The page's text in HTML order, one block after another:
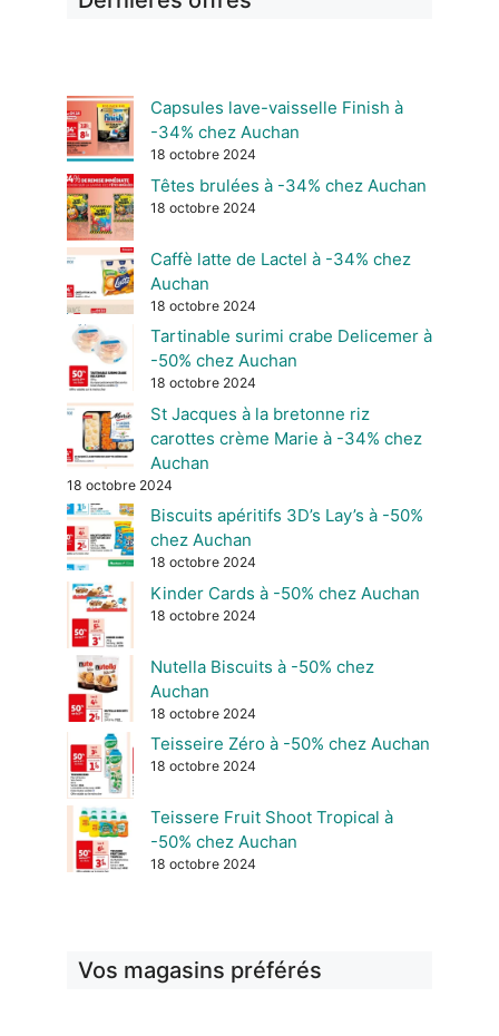
Capsules lave-vaisselle Finish à
-34% chez Auchan
18 octobre 2024
Têtes brulées à -34% chez Auchan
18 octobre 2024
Caffè latte de Lactel à -34% chez
Auchan
18 octobre 2024
Tartinable surimi crabe Delicemer à
-50% chez Auchan
18 octobre 2024
St Jacques à la bretonne riz
carottes crème Marie à -34% chez
Auchan
18 octobre 2024
Biscuits apéritifs 3D’s Lay’s à -50%
chez Auchan
18 octobre 2024
Kinder Cards à -50% chez Auchan
18 octobre 2024
Nutella Biscuits à -50% chez
Auchan
18 octobre 2024
Teisseire Zéro à -50% chez Auchan
18 octobre 2024
Teissere Fruit Shoot Tropical à
-50% chez Auchan
18 octobre 2024
Vos magasins préférés